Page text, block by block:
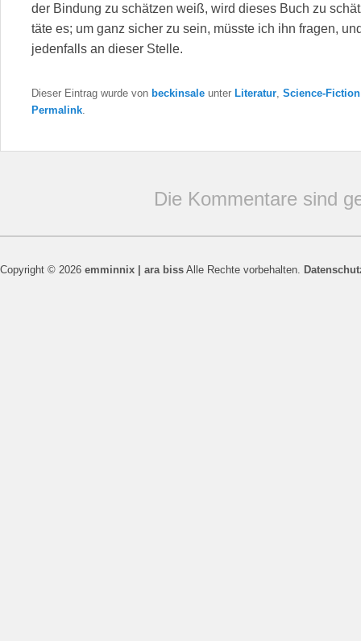
der Bindung zu schätzen weiß, wird dieses Buch zu
täte es; um ganz sicher zu sein, müsste ich ihn fragen,
jedenfalls an dieser Stelle.
Dieser Eintrag wurde von beckinsale unter Literatur Science-Fiction
Permalink
Die Kommentare sind
Copyright © 2026 emminnix | ara biss Alle Rechte vorbehalten.